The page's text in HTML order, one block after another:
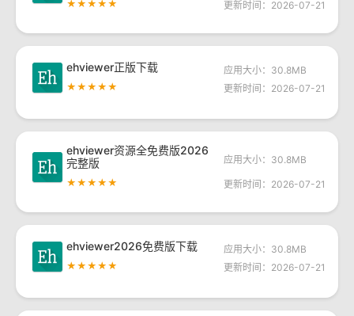
★★★★★ 更新时间：2026-07-21
ehviewer正版下载
★★★★★
应用大小：30.8MB
更新时间：2026-07-21
ehviewer资源全免费版2026
完整版
★★★★★
应用大小：30.8MB
更新时间：2026-07-21
ehviewer2026免费版下载
★★★★★
应用大小：30.8MB
更新时间：2026-07-21